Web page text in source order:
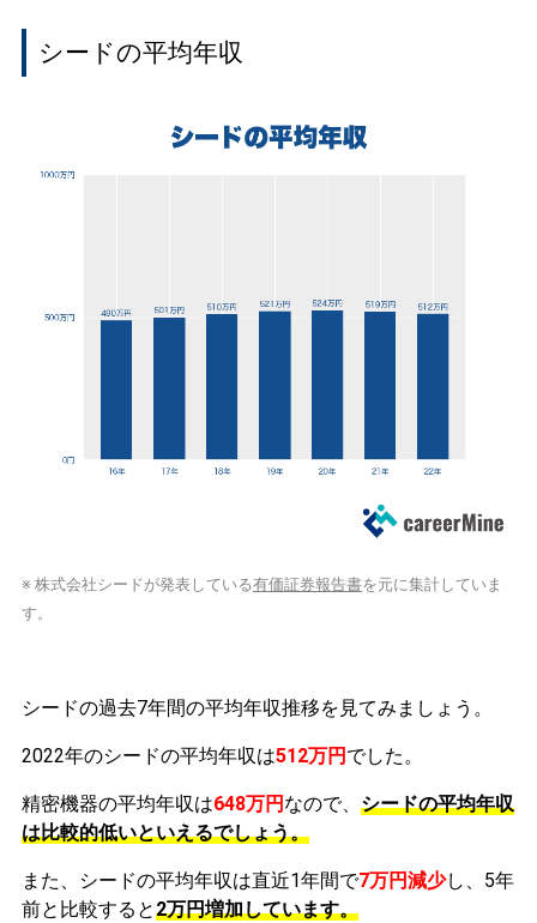
シードの平均年収
※ 株式会社シードが発表している有価証券報告書を元に集計していま
す。
シードの過去7年間の平均年収推移を見てみましょう。
2022年のシードの平均年収は512万円 でした。
精密機器の平均年収は648万円 なので、 シードの平均年収
は比較的低いといえるでしょう。
また、シードの平均年収は直近1年間で7万円減少し、5年
前と比較すると2万円増加しています。